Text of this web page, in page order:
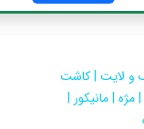
و لایت | کاشت
| مانیکور |